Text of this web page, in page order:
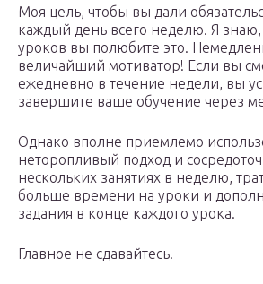
Моя цель, чтобы вы дали
каждый день всего неделю. Я знаю,
уроков вы полюбите это.
величайший мотиватор! Если вы
ежедневно в течение недели, вы
завершите ваше обучение через
Однако вполне приемлемо
неторопливый подход и
нескольких занятиях в неделю,
больше времени на уроки и
задания в конце каждого урока.
Главное не сдавайтесь!